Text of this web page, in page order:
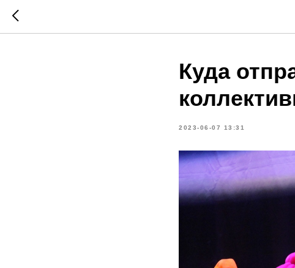
Куда
2023-06-07 13:31